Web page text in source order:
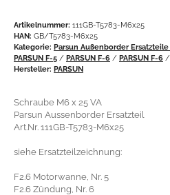
Artikelnummer: 111GB-T5783-M6x25
HAN: GB/T5783-M6x25
Kategorie: Parsun Außenborder Ersatzteile
PARSUN F-5 / PARSUN F-6 / PARSUN F-6 /
Hersteller: PARSUN
Schraube M6 x 25 VA
Parsun Aussenborder Ersatzteil
Art.Nr. 111GB-T5783-M6x25
siehe Ersatzteilzeichnung:
F2.6 Motorwanne, Nr. 5
F2.6 Zündung, Nr. 6